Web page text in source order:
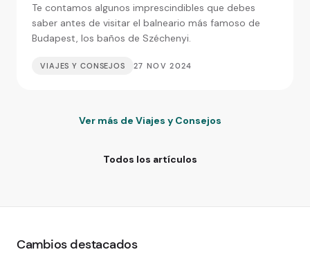
Te contamos algunos imprescindibles que debes
saber antes de visitar el balneario más famoso de
Budapest, los baños de Széchenyi.
VIAJES Y CONSEJOS 27 NOV 2024
Ver más de Viajes y Consejos
Todos los artículos
Cambios destacados